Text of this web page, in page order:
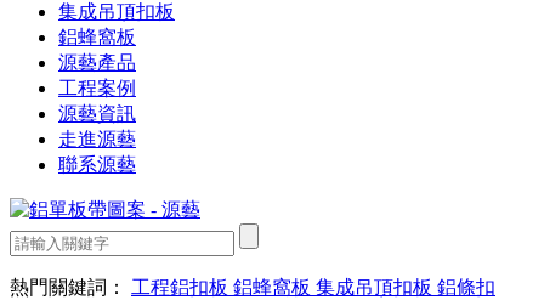
集成吊頂扣板
鋁蜂窩板
源藝產品
工程案例
源藝資訊
走進源藝
聯系源藝
熱門關鍵詞： 工程鋁扣板 鋁蜂窩板 集成吊頂扣板 鋁條扣